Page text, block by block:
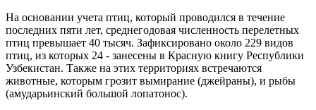
На основании учета птиц, который проводился в течение
последних пяти лет, среднегодовая численность перелетных
птиц превышает 40 тысяч. Зафиксировано около 229 видов
птиц, из которых 24 - занесены в Красную книгу Республики
Узбекистан. Также на этих территориях встречаются
животные, которым грозит вымирание (джейраны), и рыбы
(амударьинский большой лопатонос).